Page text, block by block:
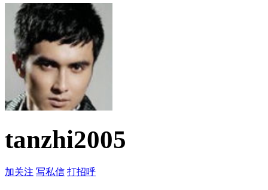
tanzhi2005
加关注 写私信 打招呼